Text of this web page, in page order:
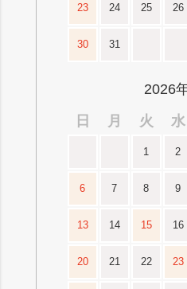
23 24 25 26
30 31
2026
日
月 火 水
1 2
6 7 8 9
13 14 15 16
20 21 22 23